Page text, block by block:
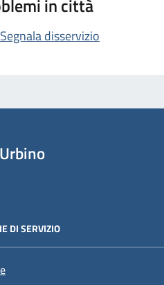
in città
Segnala disservizio
DI SERVIZIO